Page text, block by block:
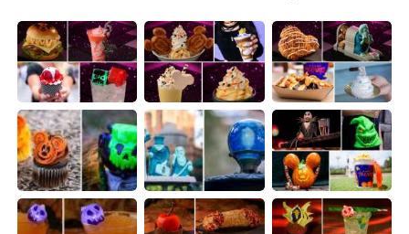
日本語 한국어
Русский ไทย
Indonesia Italiano
Türkçe Tiếng Việt